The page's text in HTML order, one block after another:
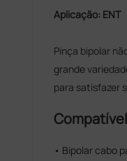
Aplicação: ENT
Pinça bipolar
grande
para satisfazer
• Bipolar cabo